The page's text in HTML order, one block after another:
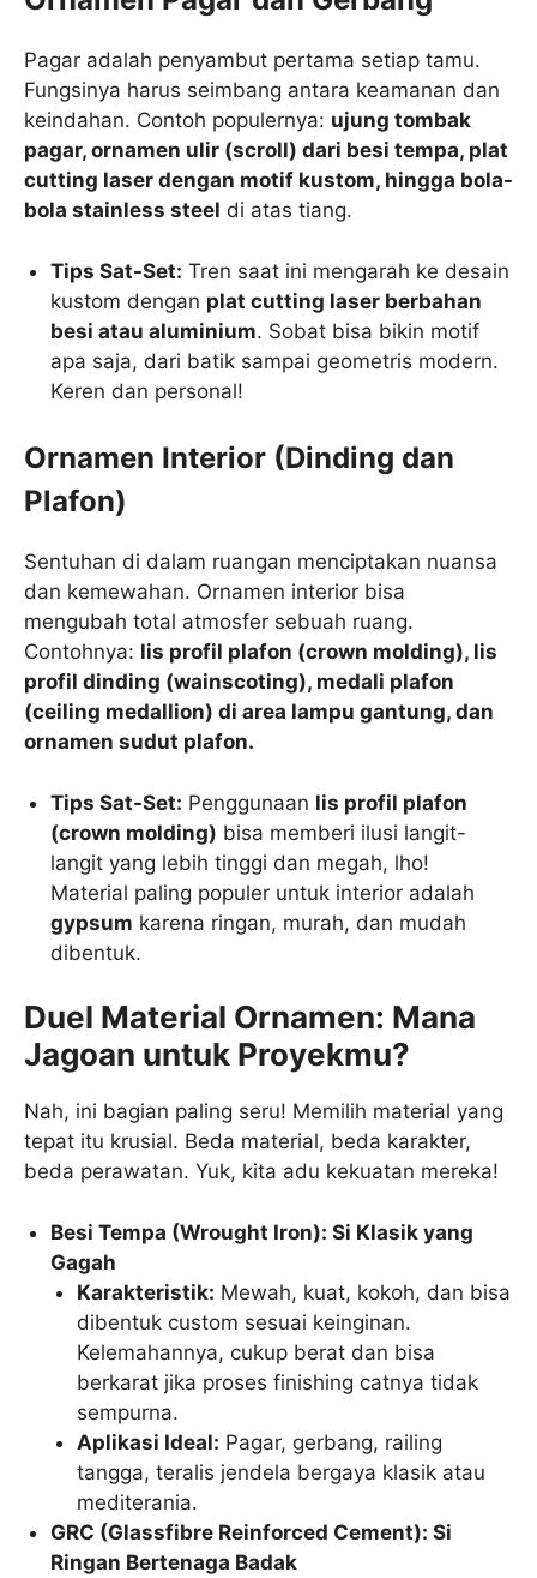
Pagar adalah penyambut pertama setiap tamu.
Fungsinya harus seimbang antara keamanan dan
keindahan. Contoh populernya: ujung tombak
pagar, ornamen ulir (scroll) dari besi tempa, plat
cutting laser dengan motif kustom, hingga bola-
bola stainless steel di atas tiang.
Tips Sat-Set: Tren saat ini mengarah ke desain
kustom dengan plat cutting laser berbahan
besi atau aluminium. Sobat bisa bikin motif
apa saja, dari batik sampai geometris modern.
Keren dan personal!
Ornamen Interior (Dinding dan
Plafon)
Sentuhan di dalam ruangan menciptakan nuansa
dan kemewahan. Ornamen interior bisa
mengubah total atmosfer sebuah ruang.
Contohnya: lis profil plafon (crown molding), lis
profil dinding (wainscoting), medali plafon
(ceiling medallion) di area lampu gantung, dan
ornamen sudut plafon.
Tips Sat-Set: Penggunaan lis profil plafon
(crown molding) bisa memberi ilusi langit-
langit yang lebih tinggi dan megah, lho!
Material paling populer untuk interior adalah
gypsum karena ringan, murah, dan mudah
dibentuk.
Duel Material Ornamen: Mana
Jagoan untuk Proyekmu?
Nah, ini bagian paling seru! Memilih material yang
tepat itu krusial. Beda material, beda karakter,
beda perawatan. Yuk, kita adu kekuatan mereka!
Besi Tempa (Wrought Iron): Si Klasik yang
Gagah
Karakteristik: Mewah, kuat, kokoh, dan bisa
dibentuk custom sesuai keinginan.
Kelemahannya, cukup berat dan bisa
berkarat jika proses finishing catnya tidak
sempurna.
Aplikasi Ideal: Pagar, gerbang, railing
tangga, teralis jendela bergaya klasik atau
mediterania.
GRC (Glassfibre Reinforced Cement): Si
Ringan Bertenaga Badak